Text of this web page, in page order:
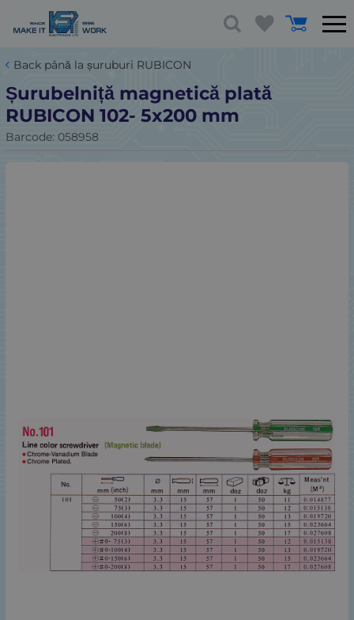
Back până la șuruburi RUBICON
Șurubelniță magnetică plată
RUBICON 102- 5x200 mm
Barcode: 058958